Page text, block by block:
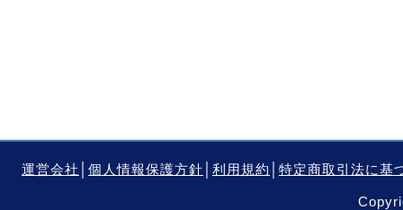
運営会社 個人情報保護方針 利用規約 特定商取引法に基